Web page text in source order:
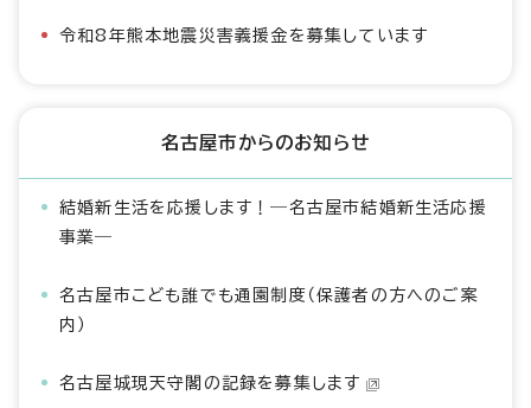
令和8年熊本地震災害義援金を募集しています
名古屋市からのお知らせ
結婚新生活を応援します！―名古屋市結婚新生活応援
事業―
名古屋市こども誰でも通園制度（保護者の方へのご案
内）
名古屋城現天守閣の記録を募集します